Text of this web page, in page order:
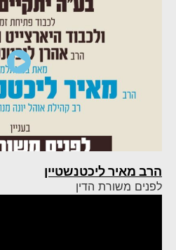
הרב מאיר ליכטנשטיין
לפנים משורת הדין